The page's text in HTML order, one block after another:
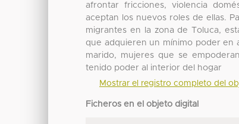
afrontar fricciones, violencia
aceptan los nuevos roles de ellas.
migrantes en la zona de Toluca,
que adquieren un mínimo poder en
marido, mujeres que se
tenido poder al interior del hogar
Mostrar el registro completo del
Ficheros en el objeto digital